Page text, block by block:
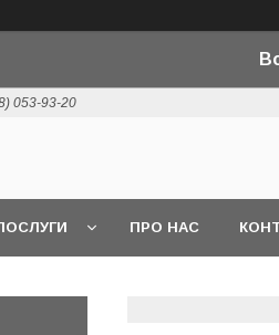
053-93-20
ПРО НАС